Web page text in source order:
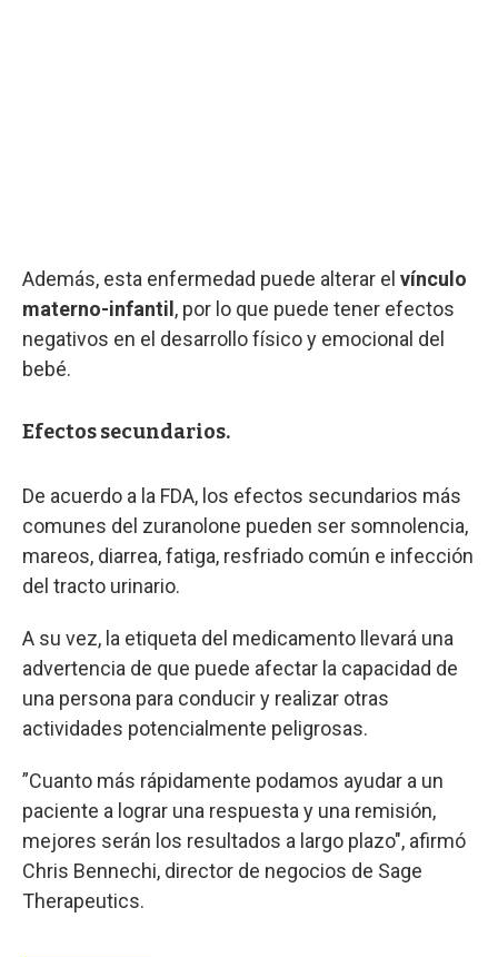
Además, esta enfermedad puede alterar el vínculo
materno-infantil , por lo que puede tener efectos
negativos en el desarrollo físico y emocional del
bebé.
Efectos secundarios.
De acuerdo a la FDA, los efectos secundarios más
comunes del zuranolone pueden ser somnolencia,
mareos, diarrea, fatiga, resfriado común e infección
del tracto urinario.
A su vez, la etiqueta del medicamento llevará una
advertencia de que puede afectar la capacidad de
una persona para conducir y realizar otras
actividades potencialmente peligrosas.
”Cuanto más rápidamente podamos ayudar a un
paciente a lograr una respuesta y una remisión,
mejores serán los resultados a largo plazo", afirmó
Chris Bennechi, director de negocios de Sage
Therapeutics.